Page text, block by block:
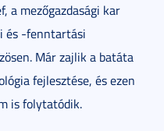
a mezőgazdasági kar
és -fenntartási
Már zajlik a batáta
fejlesztése, és ezen
is folytatódik.